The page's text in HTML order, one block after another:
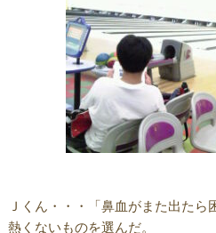
Ｊくん・・・「鼻血がまた出たら
熱くないものを選んだ。